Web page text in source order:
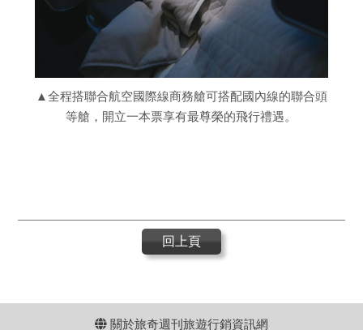
▲全程搭聯合航空國際線商務艙可搭配國內線的聯合頭
等艙，開立一本票享有最尊榮的飛行禮遇。
回上頁
關於旅奇週刊旅遊行銷資訊網